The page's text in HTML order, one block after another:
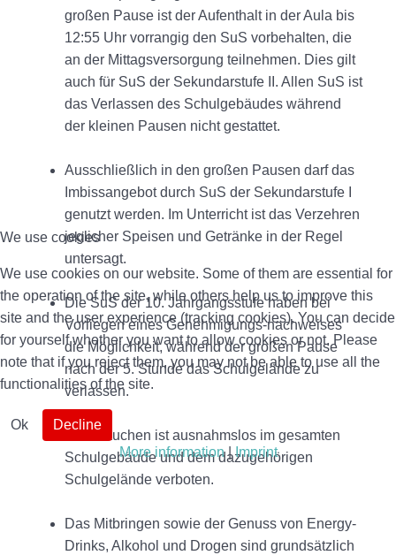
großen Pause ist der Aufenthalt in der Aula bis
12:55 Uhr vorrangig den SuS vorbehalten, die
an der Mittagsversorgung teilnehmen. Dies gilt
auch für SuS der Sekundarstufe II. Allen SuS ist
das Verlassen des Schulgebäudes während
der kleinen Pausen nicht gestattet.
Ausschließlich in den großen Pausen darf das
Imbissangebot durch SuS der Sekundarstufe I
genutzt werden. Im Unterricht ist das Verzehren
jeglicher Speisen und Getränke in der Regel
untersagt.
Die SuS der 10. Jahrgangsstufe haben bei
Vorliegen eines Genehmigungs-nachweises
die Möglichkeit, während der großen Pause
nach der 5. Stunde das Schulgelände zu
verlassen.
Das Rauchen ist ausnahmslos im gesamten
Schulgebäude und dem dazugehörigen
Schulgelände verboten.
Das Mitbringen sowie der Genuss von Energy-
Drinks, Alkohol und Drogen sind grundsätzlich
We use cookies
We use cookies on our website. Some of them are essential for
the operation of the site, while others help us to improve this
site and the user experience (tracking cookies). You can decide
for yourself whether you want to allow cookies or not. Please
note that if you reject them, you may not be able to use all the
functionalities of the site.
Ok
Decline
More information|Imprint